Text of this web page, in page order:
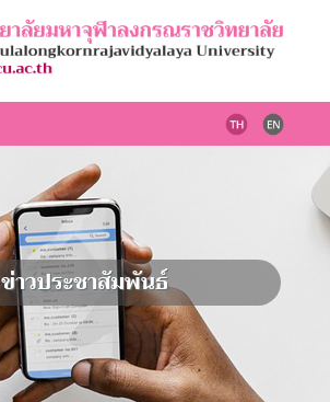
ข่าวประชาสัมพันธ์